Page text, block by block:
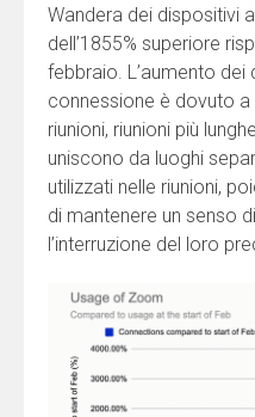
Wandera dei dispositivi
dell’1855% superiore
febbraio. L’aumento dei
connessione è dovuto
riunioni, riunioni più
uniscono da luoghi
utilizzati nelle riunioni,
di mantenere un senso
l’interruzione del loro